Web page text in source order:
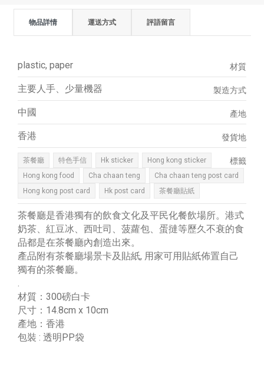
物品詳情 運送方式 評語留言
材質
plastic, paper
製造方式
主要人手、少量機器
產地
中國
發貨地
香港
標籤
茶餐廳 特色手信 Hk sticker
Hong kong sticker
Hong kong food
Cha chaan teng
Cha chaan teng post card
Hong kong post card
Hk post card 茶餐廳貼紙
茶餐廳是香港獨有的飲食文化及平民化餐飲場所。港式
奶茶、紅豆冰、西吐司、菠蘿包、蛋撻等歷久不衰的食
品都是在茶餐廳內創造出來。
產品附有茶餐廳場景卡及貼紙, 用家可用貼紙佈置自己
獨有的茶餐廳。
材質：300磅白卡
尺寸：14.8cm x 10cm
產地：香港
包裝 : 透明PP袋